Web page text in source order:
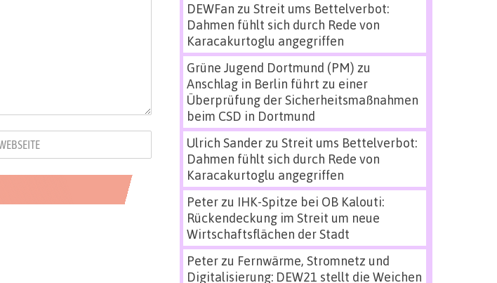
DEWFan zu Streit ums Bettelverbot:
Dahmen fühlt sich durch Rede von
Karacakurtoglu angegriffen
Grüne Jugend Dortmund (PM) zu
Anschlag in Berlin führt zu einer
Überprüfung der Sicherheitsmaßnahmen
beim CSD in Dortmund
Ulrich Sanderzu Streit ums Bettelverbot:
Dahmen fühlt sich durch Rede von
Karacakurtoglu angegriffen
Peterzu IHK-Spitze bei OB Kalouti:
Rückendeckung im Streit um neue
Wirtschaftsflächen der Stadt
Peterzu Fernwärme, Stromnetz und
Digitalisierung: DEW21 stellt die Weichen